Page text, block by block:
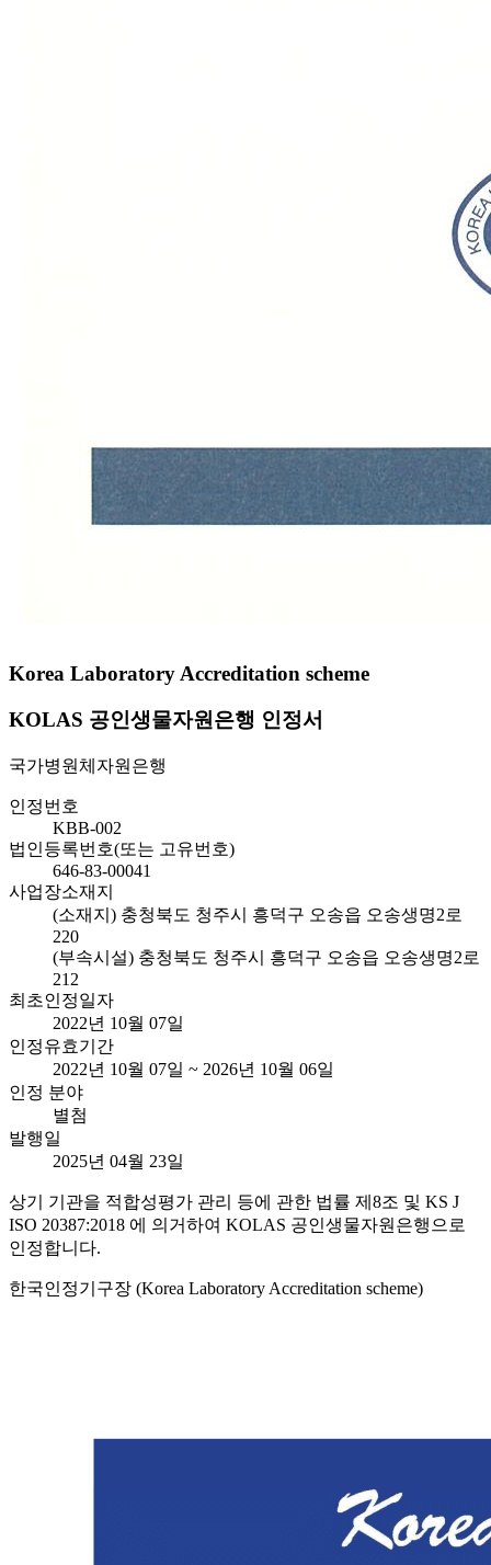
Korea Laboratory Accreditation scheme
KOLAS 공인생물자원은행 인정서
국가병원체자원은행
인정번호
KBB-002
법인등록번호(또는 고유번호)
646-83-00041
사업장소재지
(소재지) 충청북도 청주시 흥덕구 오송읍 오송생명2로
220
(부속시설) 충청북도 청주시 흥덕구 오송읍 오송생명2로
212
최초인정일자
2022년 10월 07일
인정유효기간
2022년 10월 07일 ~ 2026년 10월 06일
인정 분야
별첨
발행일
2025년 04월 23일
상기 기관을 적합성평가 관리 등에 관한 법률 제8조 및 KS J
ISO 20387:2018 에 의거하여 KOLAS 공인생물자원은행으로
인정합니다.
한국인정기구장 (Korea Laboratory Accreditation scheme)